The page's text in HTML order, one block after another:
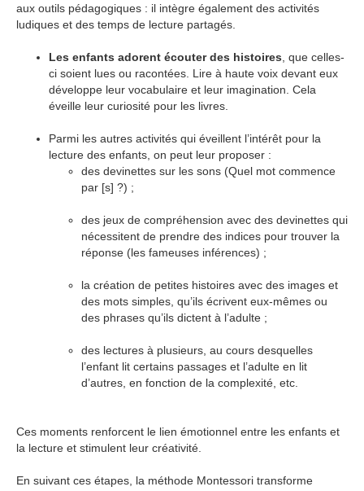
aux outils pédagogiques : il intègre également des activités
ludiques et des temps de lecture partagés.
Les enfants adorent écouter des histoires , que celles-
ci soient lues ou racontées. Lire à haute voix devant eux
développe leur vocabulaire et leur imagination. Cela
éveille leur curiosité pour les livres.
Parmi les autres activités qui éveillent l’intérêt pour la
lecture des enfants, on peut leur proposer :
des devinettes sur les sons (Quel mot commence
par [s] ?) ;
des jeux de compréhension avec des devinettes qui
nécessitent de prendre des indices pour trouver la
réponse (les fameuses inférences) ;
la création de petites histoires avec des images et
des mots simples, qu’ils écrivent eux-mêmes ou
des phrases qu’ils dictent à l’adulte ;
des lectures à plusieurs, au cours desquelles
l’enfant lit certains passages et l’adulte en lit
d’autres, en fonction de la complexité, etc.
Ces moments renforcent le lien émotionnel entre les enfants et
la lecture et stimulent leur créativité.
En suivant ces étapes, la méthode Montessori transforme